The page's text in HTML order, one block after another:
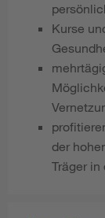
Kurse
der
Träger in